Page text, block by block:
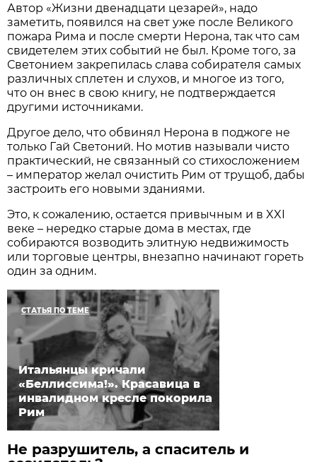
Автор «Жизни двенадцати цезарей», надо
заметить, появился на свет уже после Великого
пожара Рима и после смерти Нерона, так что сам
свидетелем этих событий не был. Кроме того, за
Светонием закрепилась слава собирателя самых
различных сплетен и слухов, и многое из того,
что он внес в свою книгу, не подтверждается
другими источниками.
Другое дело, что обвинял Нерона в поджоге не
только Гай Светоний. Но мотив называли чисто
практический, не связанный со стихосложением
– император желал очистить Рим от трущоб, дабы
застроить его новыми зданиями.
Это, к сожалению, остается привычным и в XXI
веке – нередко старые дома в местах, где
собираются возводить элитную недвижимость
или торговые центры, внезапно начинают гореть
один за одним.
СТАТЬЯ ПО ТЕМЕ
Итальянцы кричали
«Беллиссима!». Красавица в
инвалидном кресле покорила
Рим
Не разрушитель, а спаситель и